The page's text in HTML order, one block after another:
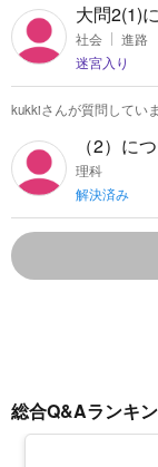
大問2(1)
は空港で
か？
社会
進路
迷宮入り
kukkiさんが質問してい
（2）に
いたので
の向きに
ありまし
らわか
理科
解決済み
総合Q&Aランキ